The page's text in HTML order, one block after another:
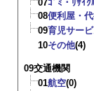
07ｺﾞﾐ・ﾘｻｲｸ
08便利屋・
09育児サー
10その他(4)
09交通機関
01航空(0)